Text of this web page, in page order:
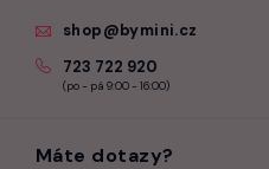
shop@bymini.cz
723 722 920
(po - pá 9:00 - 16:00)
Máte dotazy?